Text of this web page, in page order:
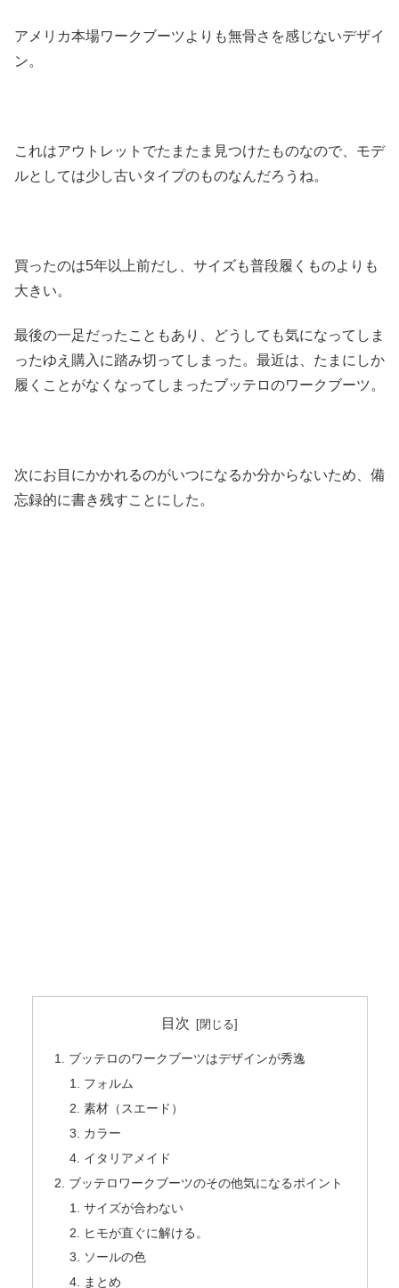
アメリカ本場ワークブーツよりも無骨さを感じないデザイ
ン。
これはアウトレットでたまたま見つけたものなので、モデ
ルとしては少し古いタイプのものなんだろうね。
買ったのは5年以上前だし、サイズも普段履くものよりも
大きい。
最後の一足だったこともあり、どうしても気になってしま
ったゆえ購入に踏み切ってしまった。最近は、たまにしか
履くことがなくなってしまったブッテロのワークブーツ。
次にお目にかかれるのがいつになるか分からないため、備
忘録的に書き残すことにした。
目次
ブッテロのワークブーツはデザインが秀逸
フォルム
素材（スエード）
カラー
イタリアメイド
ブッテロワークブーツのその他気になるポイント
サイズが合わない
ヒモが直ぐに解ける。
ソールの色
まとめ